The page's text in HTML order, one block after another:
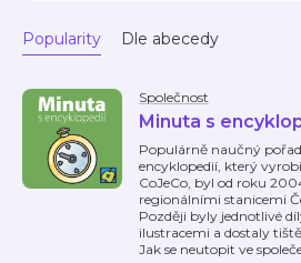
Popularity Dle abecedy
Společnost
Minuta s
Populárně naučný
encyklopedií, který
CoJeCo, byl od roku
regionálními stanicemi
Později byly jednotlivé
ilustracemi a dostaly
Jak se neutopit ve